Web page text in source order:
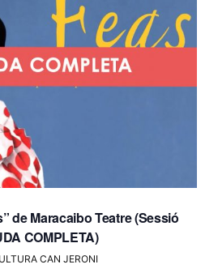
de Maracaibo Teatre (Sessió
COMPLETA)
CAN JERONI